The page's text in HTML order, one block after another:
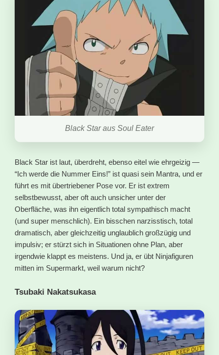
Black Star aus Soul Eater
Black Star ist laut, überdreht, ebenso eitel wie ehrgeizig —
“Ich werde die Nummer Eins!” ist quasi sein Mantra, und er
führt es mit übertriebener Pose vor. Er ist extrem
selbstbewusst, aber oft auch unsicher unter der
Oberfläche, was ihn eigentlich total sympathisch macht
(und super menschlich). Ein bisschen narzisstisch, total
dramatisch, aber gleichzeitig unglaublich großzügig und
impulsiv; er stürzt sich in Situationen ohne Plan, aber
irgendwie klappt es meistens. Und ja, er übt Ninjafiguren
mitten im Supermarkt, weil warum nicht?
Tsubaki Nakatsukasa